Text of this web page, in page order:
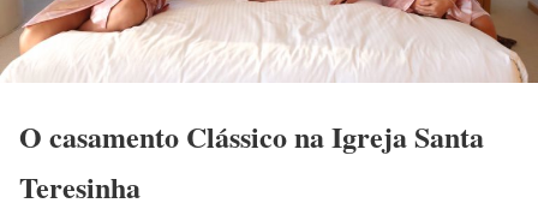
O casamento Clássico na Igreja Santa
Teresinha